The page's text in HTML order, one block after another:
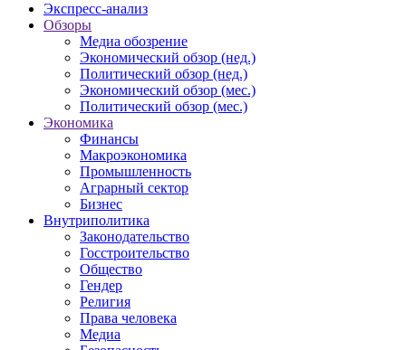
Экспресс-анализ
Обзоры
Медиа обозрение
Экономический обзор (нед.)
Политический обзор (нед.)
Экономический обзор (мес.)
Политический обзор (мес.)
Экономика
Финансы
Макроэкономика
Промышленность
Аграрный сектор
Бизнес
Внутриполитика
Законодательство
Госстроительство
Общество
Гендер
Религия
Права человека
Медиа